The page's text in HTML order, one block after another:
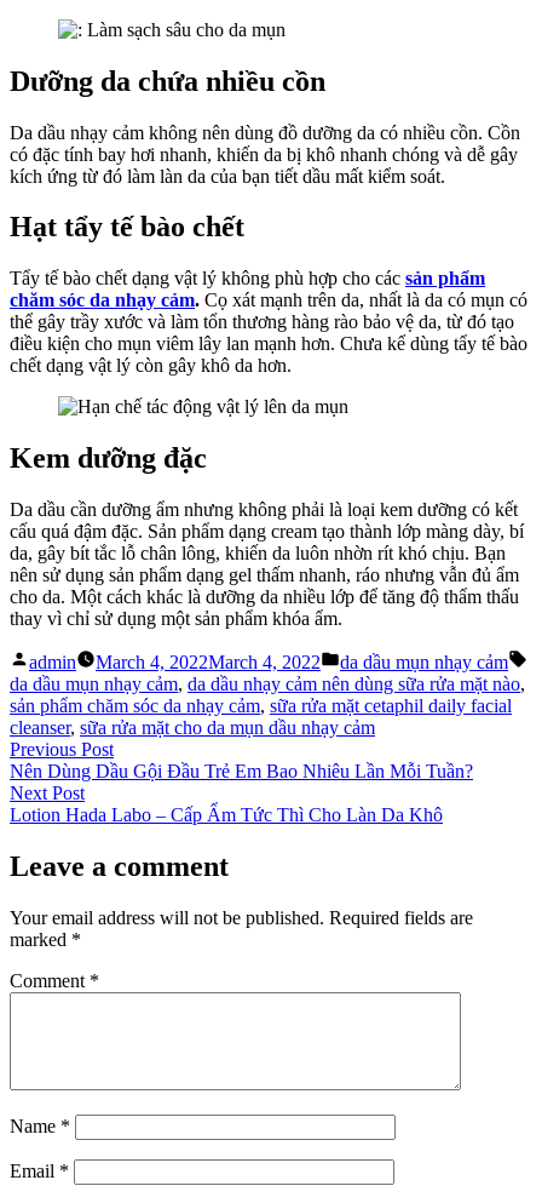
Dưỡng da chứa nhiều cồn
Da dầu nhạy cảm không nên dùng đồ dưỡng da có nhiều cồn. Cồn
có đặc tính bay hơi nhanh, khiến da bị khô nhanh chóng và dễ gây
kích ứng từ đó làm làn da của bạn tiết dầu mất kiểm soát.
Hạt tẩy tế bào chết
Tẩy tế bào chết dạng vật lý không phù hợp cho các sản phẩm
chăm sóc da nhạy cảm. Cọ xát mạnh trên da, nhất là da có mụn có
thể gây trầy xước và làm tổn thương hàng rào bảo vệ da, từ đó tạo
điều kiện cho mụn viêm lây lan mạnh hơn. Chưa kể dùng tẩy tế bào
chết dạng vật lý còn gây khô da hơn.
Kem dưỡng đặc
Da dầu cần dưỡng ẩm nhưng không phải là loại kem dưỡng có kết
cấu quá đậm đặc. Sản phẩm dạng cream tạo thành lớp màng dày, bí
da, gây bít tắc lỗ chân lông, khiến da luôn nhờn rít khó chịu. Bạn
nên sử dụng sản phẩm dạng gel thấm nhanh, ráo nhưng vẫn đủ ẩm
cho da. Một cách khác là dưỡng da nhiều lớp để tăng độ thẩm thấu
thay vì chỉ sử dụng một sản phẩm khóa ẩm.
Posted
by
admin March 4, 2022March 4, 2022
Posted
in
da dầu mụn nhạy cảm
da dầu mụn nhạy cảm, da dầu nhạy cảm nên dùng sữa rửa mặt nào,
sản phẩm chăm sóc da nhạy cảm, sữa rửa mặt cetaphil daily facial
cleanser, sữa rửa mặt cho da mụn dầu nhạy cảm
Post
navigation
Previous PostPrevious
post:
Nên Dùng Dầu Gội Đầu Trẻ Em Bao Nhiêu Lần Mỗi Tuần?
Next PostNext
post:
Lotion Hada Labo – Cấp Ẩm Tức Thì Cho Làn Da Khô
Leave a comment
Your email address will not be published. Required fields are
marked *
Comment *
Name *
Email *